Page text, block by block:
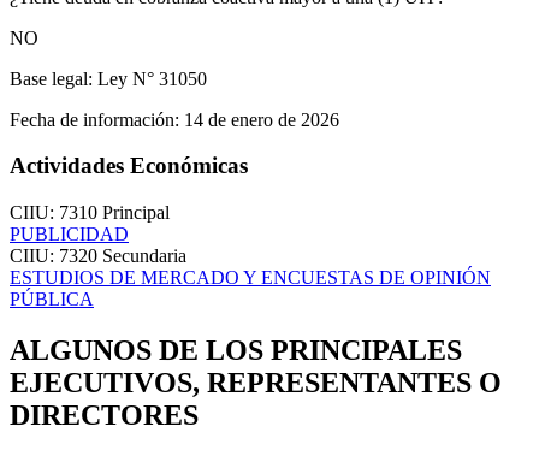
NO
Base legal: Ley N° 31050
Fecha de información: 14 de enero de 2026
Actividades Económicas
CIIU: 7310 Principal
PUBLICIDAD
CIIU: 7320 Secundaria
ESTUDIOS DE MERCADO Y ENCUESTAS DE OPINIÓN
PÚBLICA
ALGUNOS DE LOS PRINCIPALES
EJECUTIVOS, REPRESENTANTES O
DIRECTORES